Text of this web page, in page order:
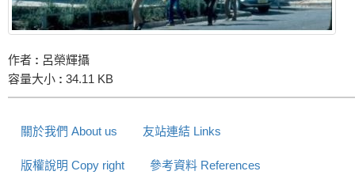
作者 : 呂榮輝攝
容量大小 : 34.11 KB
關於我們 About us 友站連結 Links
版權說明 Copy right 參考資料 References